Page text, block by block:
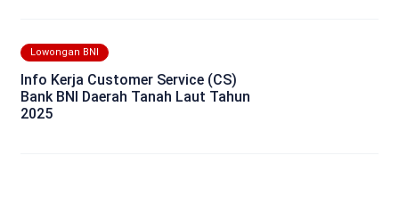
Lowongan BNI
Info Kerja Customer Service (CS)
Bank BNI Daerah Tanah Laut Tahun
2025